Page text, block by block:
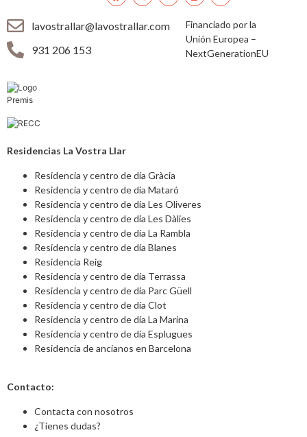
lavostrallar@lavostrallar.com
931 206 153
Financiado por la
Unión Europea –
NextGenerationEU
Residencias La Vostra Llar
Residencia y centro de día Gràcia
Residencia y centro de día Mataró
Residencia y centro de día Les Oliveres
Residencia y centro de día Les Dàlies
Residencia y centro de día La Rambla
Residencia y centro de día Blanes
Residencia Reig
Residencia y centro de día Terrassa
Residencia y centro de día Parc Güell
Residencia y centro de día Clot
Residencia y centro de día La Marina
Residencia y centro de día Esplugues
Residencia de ancianos en Barcelona
Contacto:
Contacta con nosotros
¿Tienes dudas?